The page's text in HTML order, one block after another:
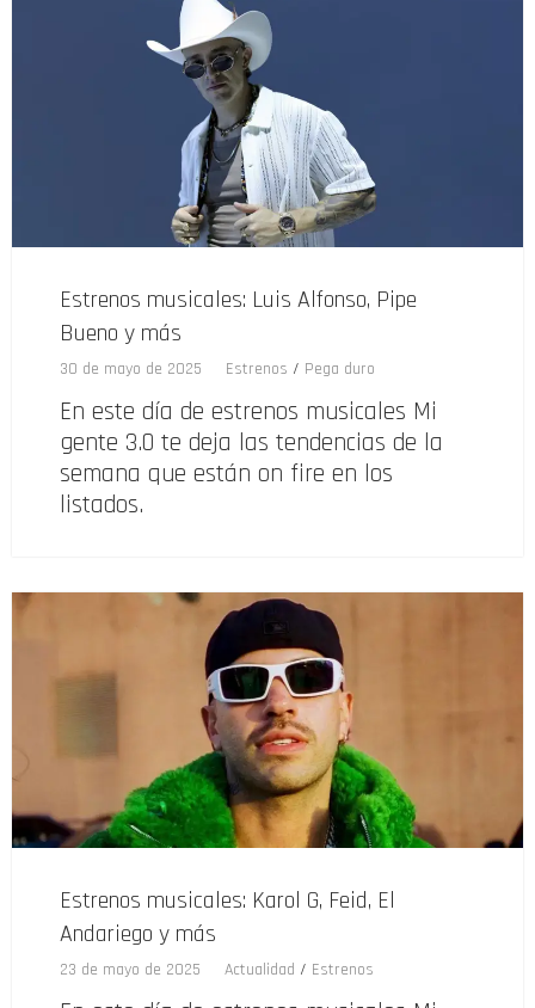
Estrenos musicales: Luis Alfonso, Pipe
Bueno y más
30 de mayo de 2025 Estrenos / Pega duro
En este día de estrenos musicales Mi
gente 3.0 te deja las tendencias de la
semana que están on fire en los
listados.
Estrenos musicales: Karol G, Feid, El
Andariego y más
23 de mayo de 2025 Actualidad / Estrenos